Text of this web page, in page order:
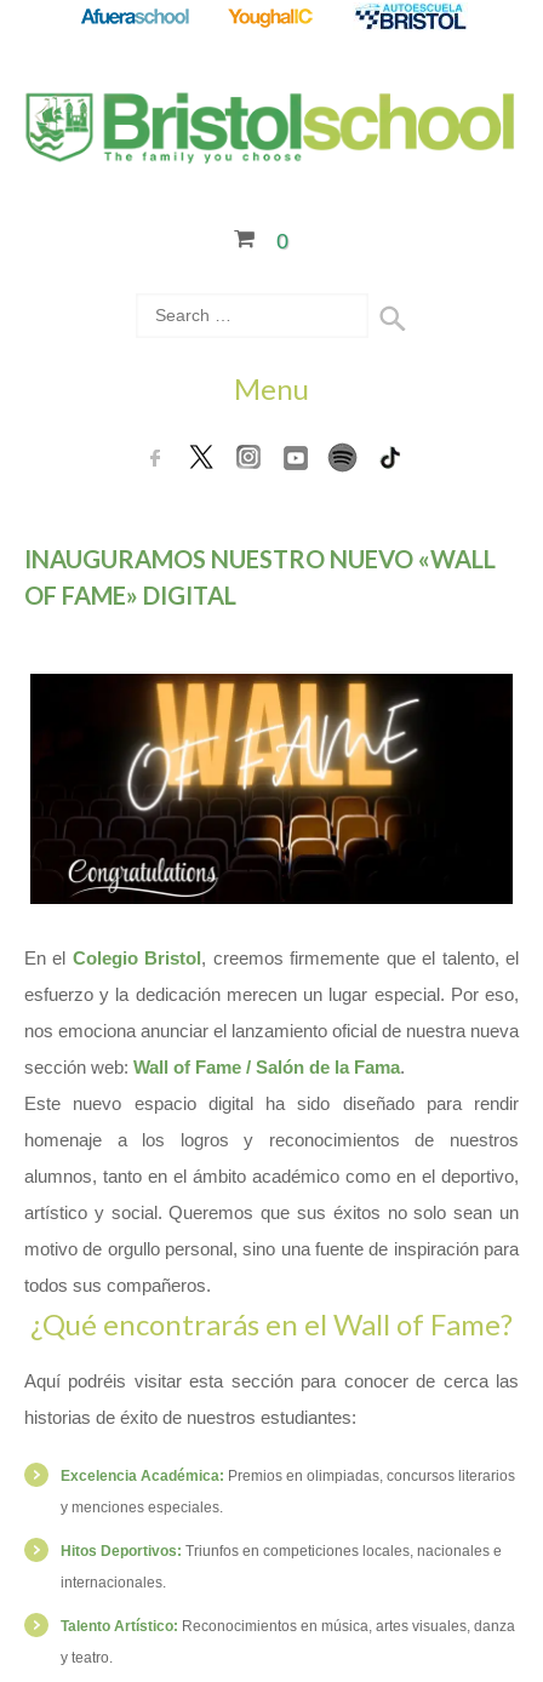
0
Menu
INAUGURAMOS NUESTRO NUEVO «WALL
OF FAME» DIGITAL
En el Colegio Bristol, creemos firmemente que el talento, el
esfuerzo y la dedicación merecen un lugar especial. Por eso,
nos emociona anunciar el lanzamiento oficial de nuestra nueva
sección web: Wall of Fame / Salón de la Fama.
Este nuevo espacio digital ha sido diseñado para rendir
homenaje a los logros y reconocimientos de nuestros
alumnos, tanto en el ámbito académico como en el deportivo,
artístico y social. Queremos que sus éxitos no solo sean un
motivo de orgullo personal, sino una fuente de inspiración para
todos sus compañeros.
¿Qué encontrarás en el Wall of Fame?
Aquí podréis visitar esta sección para conocer de cerca las
historias de éxito de nuestros estudiantes:
Excelencia Académica: Premios en olimpiadas, concursos literarios
y menciones especiales.
Hitos Deportivos: Triunfos en competiciones locales, nacionales e
internacionales.
Talento Artístico: Reconocimientos en música, artes visuales, danza
y teatro.